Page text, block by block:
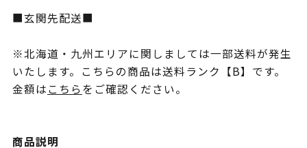
■玄関先配送■
※北海道・九州エリアに関しましては一部送料が発生
いたします。こちらの商品は送料ランク【B】です。
金額はこちらをご確認ください。
商品説明